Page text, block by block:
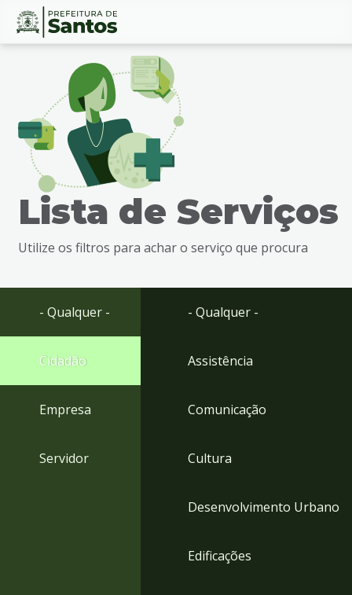
Ir
busca
Ir
rodapé
Conteúdo
Lista de Serviços
Utilize os filtros para achar o serviço que procura
- Qualquer -
Cidadão
Empresa
Servidor
- Qualquer -
Assistência
Comunicação
Cultura
Desenvolvimento Urbano
Edificações